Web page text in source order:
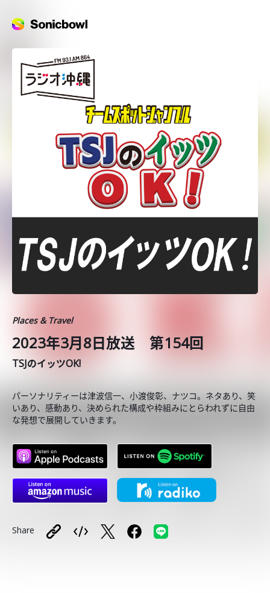
Places & Travel
2023年3月8日放送 第154回
TSJのイッツOK!
パーソナリティーは津波信一、小渡俊彰、ナツコ。ネタあり、笑
いあり、感動あり、決められた構成や枠組みにとらわれずに自由
な発想で展開していきます。
Share